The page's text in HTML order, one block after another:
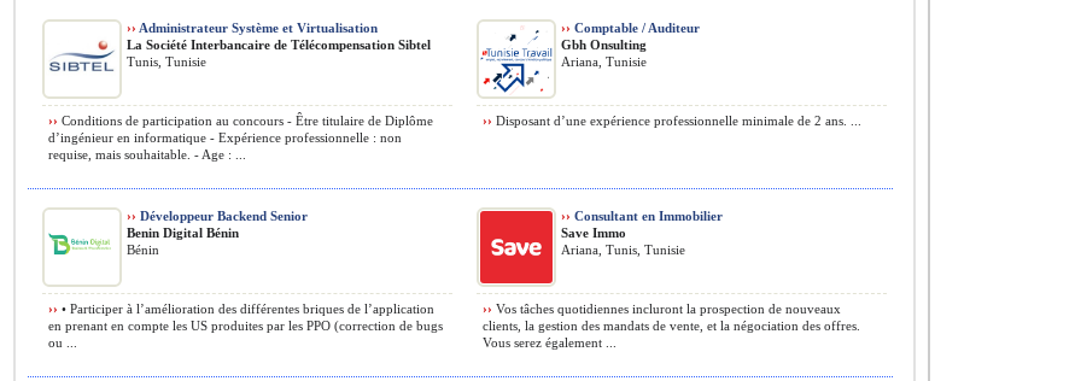
›› Administrateur Système et Virtualisation
La Société Interbancaire de Télécompensation Sibtel
Tunis, Tunisie
›› Conditions de participation au concours - Être titulaire de Diplôme
d’ingénieur en informatique - Expérience professionnelle : non
requise, mais souhaitable. - Age : ...
›› Comptable / Auditeur
Gbh Onsulting
Ariana, Tunisie
›› Disposant d’une expérience professionnelle minimale de 2 ans. ...
›› Développeur Backend Senior
Benin Digital Bénin
Bénin
›› • Participer à l’amélioration des différentes briques de l’application
en prenant en compte les US produites par les PPO (correction de bugs
ou ...
›› Consultant en Immobilier
Save Immo
Ariana, Tunis, Tunisie
›› Vos tâches quotidiennes incluront la prospection de nouveaux
clients, la gestion des mandats de vente, et la négociation des offres.
Vous serez également ...